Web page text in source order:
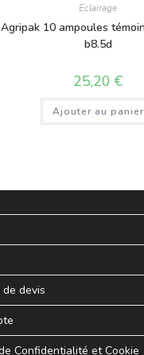
Eclairage
Agripak 10 ampoules
b8.5d
25,20€
Ajouter au panier
devis
Confidentialité et Cookie